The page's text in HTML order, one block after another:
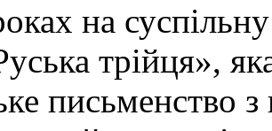
на
трійця»,
письменство